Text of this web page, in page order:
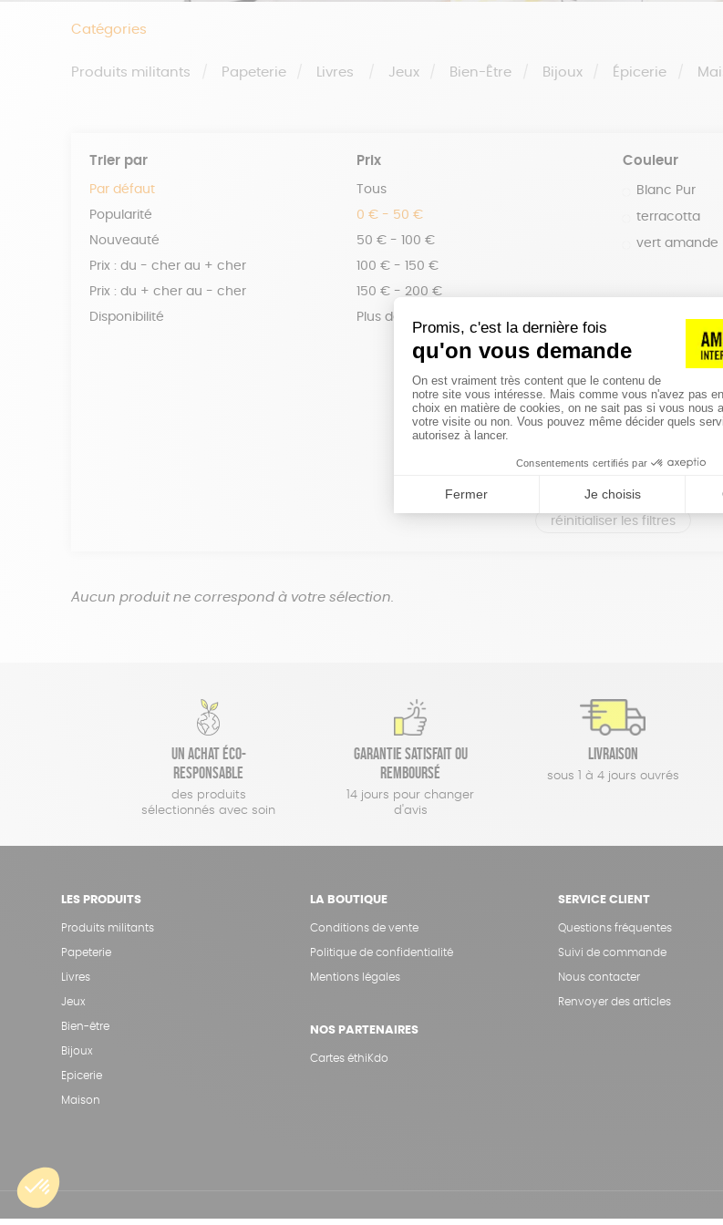
Catégories
Produits militants Papeterie Livres Jeux Bien-Être Bijoux Épicerie
Trier par
Par défaut
Popularité
Nouveauté
Prix : du - cher au + cher
Prix : du + cher au - cher
Disponibilité
Prix
Tous
0 € - 50 €
50 € - 100 €
100 € - 150 €
150 € - 200 €
Plus de 200€
Couleur
Blanc Pur
terracotta
vert amande
réinitialiser les filtres
Aucun produit ne correspond à votre sélection.
Un achat éco-
responsable
des produits
sélectionnés avec soin
Garantie satisfait ou
remboursé
14 jours pour changer
d'avis
Livraison
sous 1 à 4 jours ouvrés
LES PRODUITS
Produits militants
Papeterie
Livres
Jeux
Bien-être
Bijoux
Epicerie
Maison
LA BOUTIQUE
Conditions de vente
Politique de confidentialité
Mentions légales
NOS PARTENAIRES
Cartes éthiKdo
SERVICE CLIENT
Questions fréquentes
Suivi de commande
Nous contacter
Renvoyer des articles